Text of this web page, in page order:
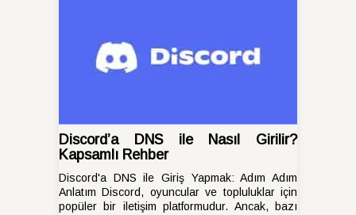
Discord’a DNS ile Nasıl Girilir?
Kapsamlı Rehber
Discord'a DNS ile Giriş Yapmak: Adım Adım
Anlatım Discord, oyuncular ve topluluklar için
popüler bir iletişim platformudur. Ancak, bazı